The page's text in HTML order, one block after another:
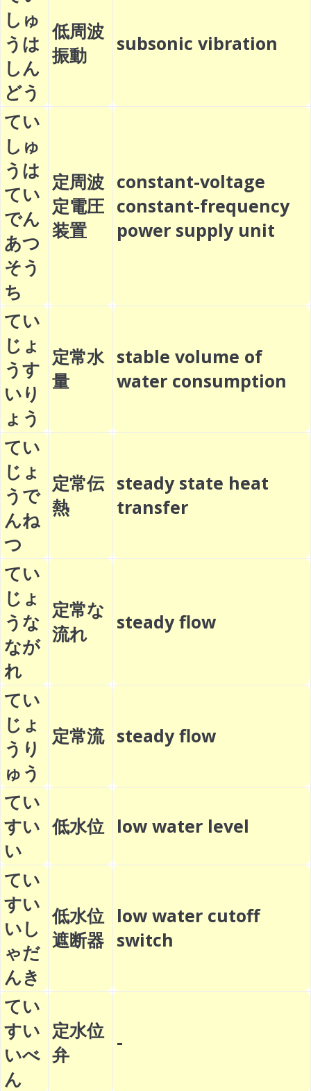
しゅ
うは
しん
どう
低周波
振動
subsonic vibration
てい
しゅ
うは
てい
でん
あつ
そう
ち
定周波
定電圧
装置
constant-voltage
constant-frequency
power supply unit
てい
じょ
うす
いり
ょう
定常水
量
stable volume of
water consumption
てい
じょ
うで
んね
つ
定常伝
熱
steady state heat
transfer
てい
じょ
うな
なが
れ
定常な
流れ
steady flow
てい
じょ
うり
ゅう
定常流 steady flow
てい
すい
い
低水位 low water level
てい
すい
いし
ゃだ
んき
低水位
遮断器
low water cutoff
switch
てい
すい
いべ
ん
定水位
弁
-